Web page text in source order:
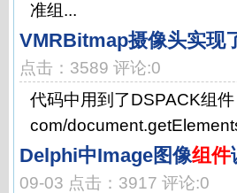
准组...
VMRBitmap摄像头实现
点击：3589 评论:0
代码中用到了DSPACK组
com/
Delphi中Image图像组件
09-03 点击：3917 评论:0